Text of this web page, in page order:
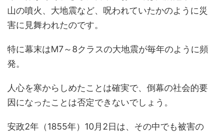
山の噴火、大地震など、呪われていたかのように災
害に見舞われたのです。
特に幕末はM7～8クラスの大地震が毎年のように頻
発。
人心を寒からしめたことは確実で、倒幕の社会的要
因になったことは否定できないでしょう。
安政2年（1855年）10月2日は、その中でも被害の